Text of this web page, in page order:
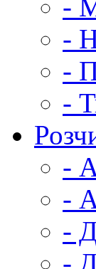
-
-
-
-
-
-
-
-